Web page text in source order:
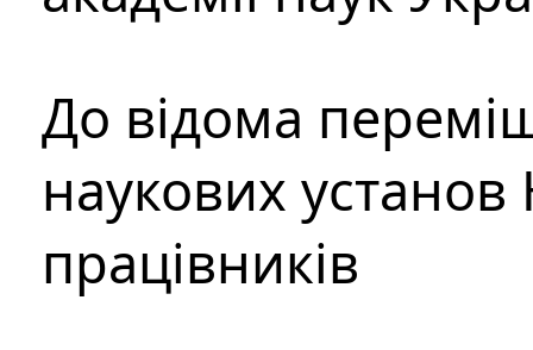
До відома
наукових установ
працівників